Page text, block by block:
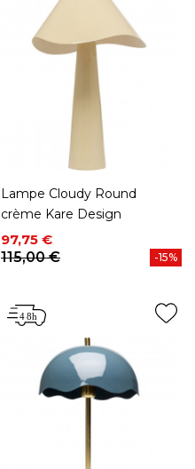
Lampe Cloudy Round
crème Kare Design
Prix
97,75 €
Prix de base
115,00 €
-15%